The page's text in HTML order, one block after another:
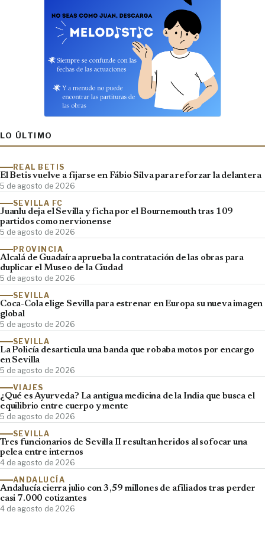
LO ÚLTIMO
REAL BETIS
El Betis vuelve a fijarse en Fábio Silva para reforzar la delantera
5 de agosto de 2026
SEVILLA FC
Juanlu deja el Sevilla y ficha por el Bournemouth tras 109
partidos como nervionense
5 de agosto de 2026
PROVINCIA
Alcalá de Guadaíra aprueba la contratación de las obras para
duplicar el Museo de la Ciudad
5 de agosto de 2026
SEVILLA
Coca-Cola elige Sevilla para estrenar en Europa su nueva imagen
global
5 de agosto de 2026
SEVILLA
La Policía desarticula una banda que robaba motos por encargo
en Sevilla
5 de agosto de 2026
VIAJES
¿Qué es Ayurveda? La antigua medicina de la India que busca el
equilibrio entre cuerpo y mente
5 de agosto de 2026
SEVILLA
Tres funcionarios de Sevilla II resultan heridos al sofocar una
pelea entre internos
4 de agosto de 2026
ANDALUCÍA
Andalucía cierra julio con 3,59 millones de afiliados tras perder
casi 7.000 cotizantes
4 de agosto de 2026